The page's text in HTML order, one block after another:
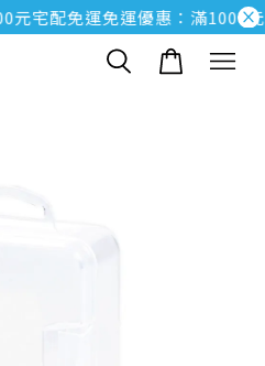
宅配免運免運優惠：滿1000元